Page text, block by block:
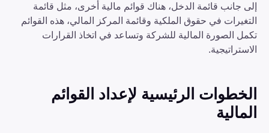
إلى جانب قائمة الدخل، هناك قوائم مالية أخرى، مثل قائمة
التغيرات في حقوق الملكية وقائمة المركز المالي، هذه القوائم
تكمل الصورة المالية للشركة وتساعد في اتخاذ القرارات
الاستراتيجية.
الخطوات الرئيسية لإعداد القوائم
المالية